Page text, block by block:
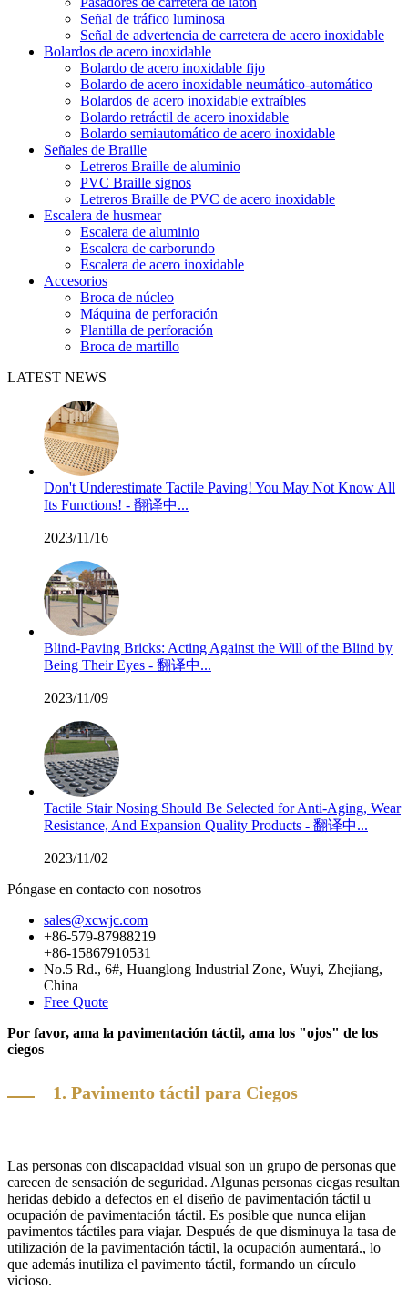
Señal de tráfico luminosa
Señal de advertencia de carretera de acero inoxidable
Bolardos de acero inoxidable
Bolardo de acero inoxidable fijo
Bolardo de acero inoxidable neumático-automático
Bolardos de acero inoxidable extraíbles
Bolardo retráctil de acero inoxidable
Bolardo semiautomático de acero inoxidable
Señales de Braille
Letreros Braille de aluminio
PVC Braille signos
Letreros Braille de PVC de acero inoxidable
Escalera de husmear
Escalera de aluminio
Escalera de carborundo
Escalera de acero inoxidable
Accesorios
Broca de núcleo
Máquina de perforación
Plantilla de perforación
Broca de martillo
LATEST NEWS
Don't Underestimate Tactile Paving! You May Not Know All
Its Functions! - 翻译中...
2023/11/16
Blind-Paving Bricks: Acting Against the Will of the Blind by
Being Their Eyes - 翻译中...
2023/11/09
Tactile Stair Nosing Should Be Selected for Anti-Aging, Wear
Resistance, And Expansion Quality Products - 翻译中...
2023/11/02
Póngase en contacto con nosotros
sales@xcwjc.com
+86-579-87988219
+86-15867910531
No.5 Rd., 6#, Huanglong Industrial Zone, Wuyi, Zhejiang,
China
Free Quote
Por favor, ama la pavimentación táctil, ama los "ojos" de los
ciegos
1. Pavimento táctil para Ciegos
Las personas con discapacidad visual son un grupo de personas que
carecen de sensación de seguridad. Algunas personas ciegas resultan
heridas debido a defectos en el diseño de pavimentación táctil u
ocupación de pavimentación táctil. Es posible que nunca elijan
pavimentos táctiles para viajar. Después de que disminuya la tasa de
utilización de la pavimentación táctil, la ocupación aumentará., lo
que además inutiliza el pavimento táctil, formando un círculo
vicioso.